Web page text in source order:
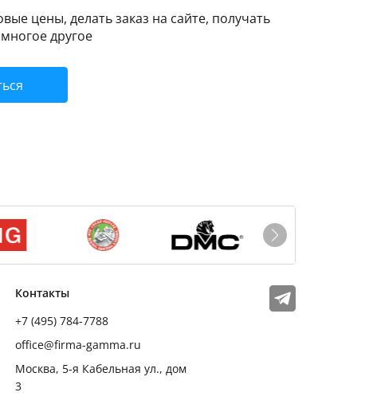
цены, делать заказ на сайте, получать
другое
Контакты
+7 (495) 784-7788
office@firma-gamma.ru
Москва, 5-я Кабельная ул., дом
3
Мы в соцсетях
Телеграм